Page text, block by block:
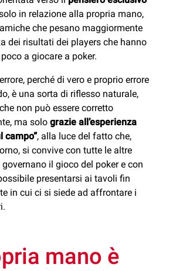
in relazione alla propria mano,
che pesano maggiormente
dei risultati dei players che hanno
a giocare a poker.
perché di vero e proprio errore
è una sorta di riflesso naturale,
non può essere corretto
ma solo grazie all’esperienza
campo”, alla luce del fatto che,
si convive con tutte le altre
il gioco del poker e con
presentarsi ai tavoli fin
in cui ci si siede ad affrontare i
mano è